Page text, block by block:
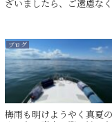
ざいましたら、ご遠慮な
ブログ
梅雨も明けようやく真夏